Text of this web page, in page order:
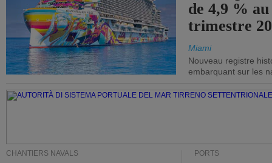
de 4,9 %
trimestre
Miami
Nouveau registre
embarquant sur les
CHANTIERS NAVALS PORTS